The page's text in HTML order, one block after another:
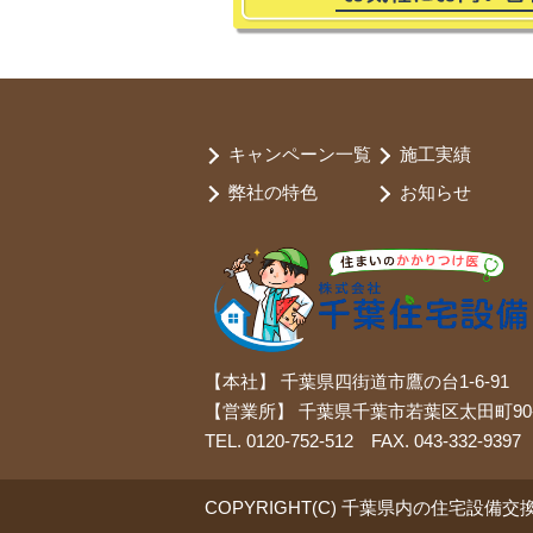
キャンペーン一覧
施工実績
弊社の特色
お知らせ
【本社】 千葉県四街道市鷹の台1-6-91
【営業所】 千葉県千葉市若葉区太田町
TEL. 0120-752-512 FAX. 043-332-9397
COPYRIGHT(C) 千葉県内の住宅設備